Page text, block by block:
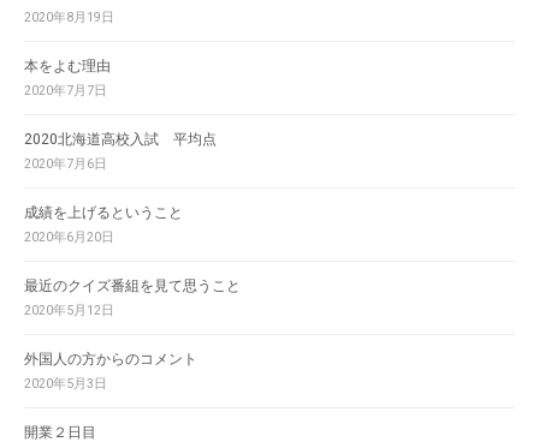
2020年8月19日
本をよむ理由
2020年7月7日
2020北海道高校入試 平均点
2020年7月6日
成績を上げるということ
2020年6月20日
最近のクイズ番組を見て思うこと
2020年5月12日
外国人の方からのコメント
2020年5月3日
開業２日目